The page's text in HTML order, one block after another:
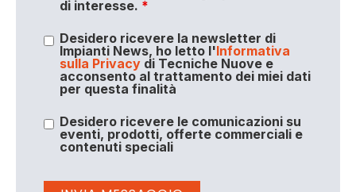
di interesse. *
Desidero ricevere la newsletter di
Impianti News, ho letto l'Informativa
sulla Privacydi Tecniche Nuove e
acconsento al trattamento dei miei dati
per questa finalità
Desidero ricevere le comunicazioni su
eventi, prodotti, offerte commerciali e
contenuti speciali